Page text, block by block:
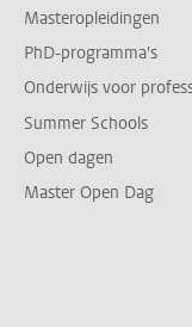
Masteropleidingen
PhD-programma's
Onderwijs voor
Summer Schools
Open dagen
Master Open Dag